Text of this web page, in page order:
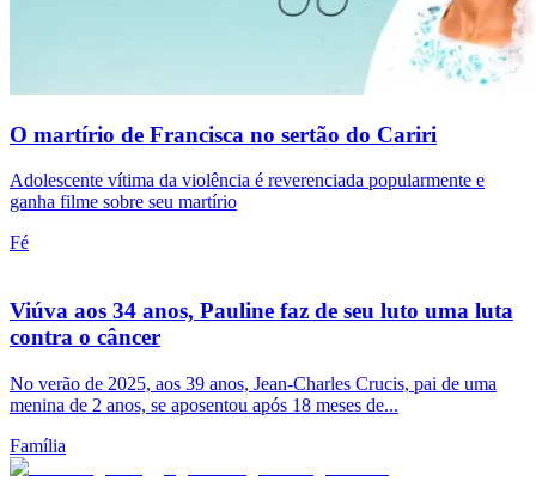
O martírio de Francisca no sertão do Cariri
Adolescente vítima da violência é reverenciada popularmente e
ganha filme sobre seu martírio
Fé
Viúva aos 34 anos, Pauline faz de seu luto uma luta
contra o câncer
No verão de 2025, aos 39 anos, Jean-Charles Crucis, pai de uma
menina de 2 anos, se aposentou após 18 meses de...
Família